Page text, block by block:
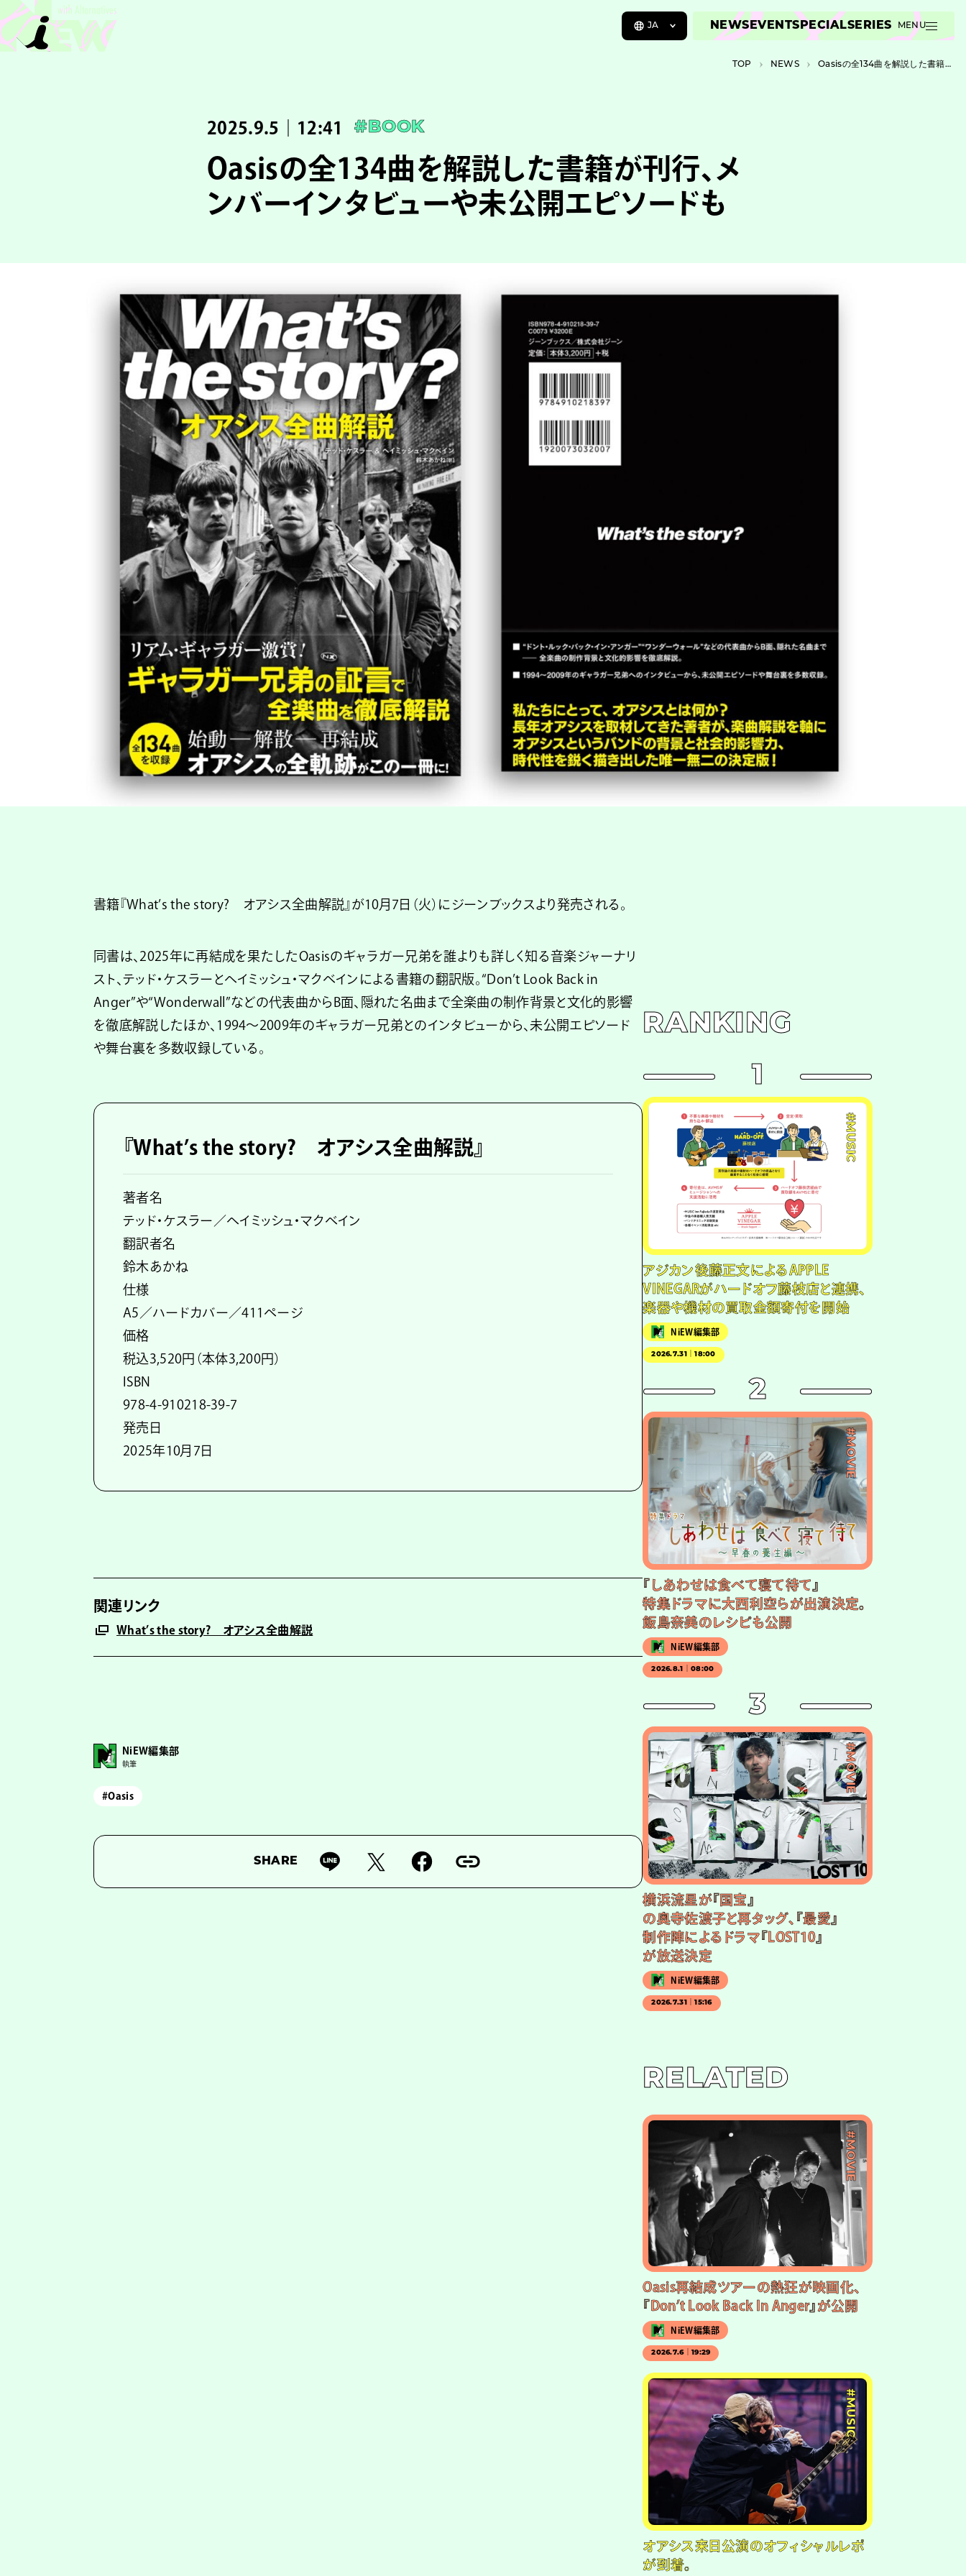
JA NEWS EVENTSPECIALSERIES MENU
TOP NEWS Oasisの全134曲を解説した書籍が刊行、メンバーインタビューや未公開エピソードも
2025.9.5｜12:41 #BOOK
Oasisの全134曲を解説した書籍が刊行、メ
ンバーインタビューや未公開エピソードも
書籍『What’s the story? オアシス全曲解説』が10月7日（火）にジーンブックスより発売される。
同書は、2025年に再結成を果たしたOasisのギャラガー兄弟を誰よりも詳しく知る音楽ジャーナリ
スト、テッド・ケスラーとヘイミッシュ・マクベインによる書籍の翻訳版。“Don’t Look Back in
Anger”や“Wonderwall”などの代表曲からB面、隠れた名曲まで全楽曲の制作背景と文化的影響
を徹底解説したほか、1994〜2009年のギャラガー兄弟とのインタビューから、未公開エピソード
や舞台裏を多数収録している。
『What’s the story? オアシス全曲解説』
著者名
テッド・ケスラー／ヘイミッシュ・マクベイン
翻訳者名
鈴木あかね
仕様
A5／ハードカバー／411ページ
価格
税込3,520円（本体3,200円）
ISBN
978-4-910218-39-7
発売日
2025年10月7日
関連リンク
What’s the story? オアシス全曲解説
NiEW編集部
執筆
#Oasis
SHARE
RANKING
1
#MUSIC
アジカン後藤正文によるAPPLE
VINEGARがハードオフ藤枝店と連携、
楽器や機材の買取金額寄付を開始
NiEW編集部
2026.7.31｜18:00
2
#MOVIE
『しあわせは食べて寝て待て』
特集ドラマに大西利空らが出演決定。
飯島奈美のレシピも公開
NiEW編集部
2026.8.1｜08:00
3
#MOVIE
横浜流星が『国宝』
の奥寺佐渡子と再タッグ、『最愛』
制作陣によるドラマ『LOST10』
が放送決定
NiEW編集部
2026.7.31｜15:16
RELATED
#MOVIE
Oasis再結成ツアーの熱狂が映画化、
『Don’t Look Back In Anger』が公開
NiEW編集部
2026.7.6｜19:29
#MUSIC
オアシス来日公演のオフィシャルレポ
が到着。